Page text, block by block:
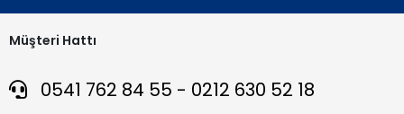
Müşteri Hattı
0541 762 84 55 - 0212 630 52 18